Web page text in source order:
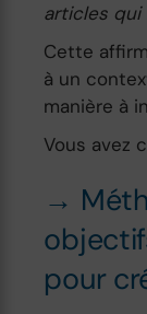
articles qui
Cette
à un
manière à
Vous avez
→
pour